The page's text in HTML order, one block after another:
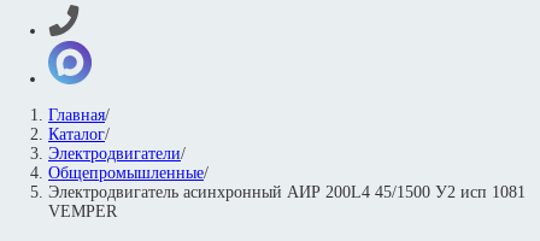
Главная/
Каталог/
Электродвигатели/
Общепромышленные/
Электродвигатель асинхронный АИР 200L4 45/1500 У2 исп 1081
VEMPER